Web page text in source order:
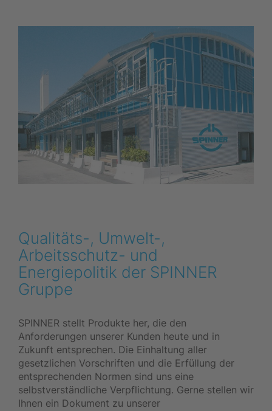
Qualitäts-, Umwelt-,
Arbeitsschutz- und
Energiepolitik der SPINNER
Gruppe
SPINNER stellt Produkte her, die den
Anforderungen unserer Kunden heute und in
Zukunft entsprechen. Die Einhaltung aller
gesetzlichen Vorschriften und die Erfüllung der
entsprechenden Normen sind uns eine
selbstverständliche Verpflichtung. Gerne stellen wir
Ihnen ein Dokument zu unserer